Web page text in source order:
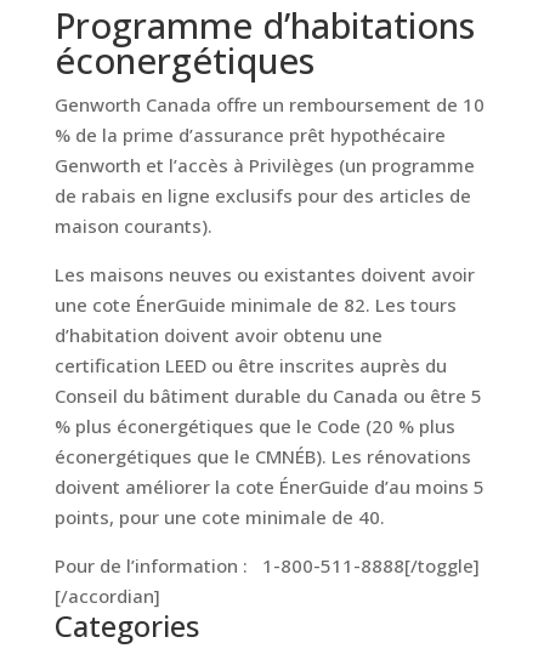
Programme d’habitations
éconergétiques
Genworth Canada offre un remboursement de 10
% de la prime d’assurance prêt hypothécaire
Genworth et l’accès à Privilèges (un programme
de rabais en ligne exclusifs pour des articles de
maison courants).
Les maisons neuves ou existantes doivent avoir
une cote ÉnerGuide minimale de 82. Les tours
d’habitation doivent avoir obtenu une
certification LEED ou être inscrites auprès du
Conseil du bâtiment durable du Canada ou être 5
% plus éconergétiques que le Code (20 % plus
éconergétiques que le CMNÉB). Les rénovations
doivent améliorer la cote ÉnerGuide d’au moins 5
points, pour une cote minimale de 40.
Pour de l’information : 1-800-511-8888[/toggle]
[/accordian]
Categories